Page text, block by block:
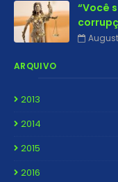
“Você
ARQUIVO
2013
2014
2015
2016